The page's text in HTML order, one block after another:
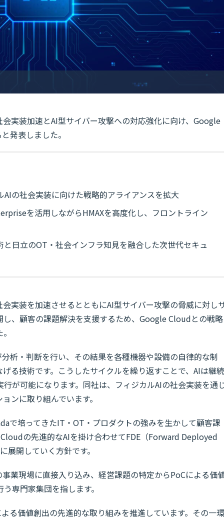
実装加速とAI型サイバー攻撃への対応強化に向け、Google
発表しました。
の社会実装に向けた戦略的アライアンスを拡大
を活用しながらHMAXを高度化し、フロントライン
日立のOT・社会インフラ知見を融合した次世代セキュ
実装を加速させるとともにAI型サイバー攻撃の脅威に対し
、顧客の課題解決を支援するため、Google Cloudとの戦略
析・判断を行い、その結果を各種機器や設備の自律的な制
る技術です。こうしたサイクルを繰り返すことで、AIは継続
が可能になります。同社は、フィジカルAIの社会実装を通
ンに取り組んでいます。
で培ってきたIT・OT・プロダクトの強みを生かして顧客課
の先進的なAIを掛け合わせてFDE（Forward Deployed
展開していく方針です。
業現場に直接入り込み、経営課題の特定からPoCによる価
専門家集団を指します。
る価値創出の先進的な取り組みを推進しています。その一環